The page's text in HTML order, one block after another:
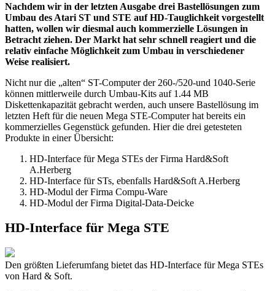
Nachdem wir in der letzten Ausgabe drei Bastellösungen zum
Umbau des Atari ST und STE auf HD-Tauglichkeit vorgestellt
hatten, wollen wir diesmal auch kommerzielle Lösungen in
Betracht ziehen. Der Markt hat sehr schnell reagiert und die
relativ einfache Möglichkeit zum Umbau in verschiedener
Weise realisiert.
Nicht nur die „alten“ ST-Computer der 260-/520-und 1040-Serie
können mittlerweile durch Umbau-Kits auf 1.44 MB
Diskettenkapazität gebracht werden, auch unsere Bastellösung im
letzten Heft für die neuen Mega STE-Computer hat bereits ein
kommerzielles Gegenstück gefunden. Hier die drei getesteten
Produkte in einer Übersicht:
HD-Interface für Mega STEs der Firma Hard&Soft
A.Herberg
HD-Interface für STs, ebenfalls Hard&Soft A.Herberg
HD-Modul der Firma Compu-Ware
HD-Modul der Firma Digital-Data-Deicke
HD-Interface für Mega STE
Den größten Lieferumfang bietet das HD-Interface für Mega STEs
von Hard & Soft.